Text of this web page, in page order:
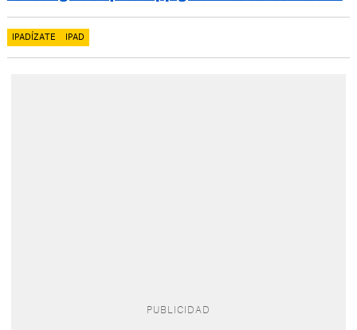
IPADÍZATE IPAD